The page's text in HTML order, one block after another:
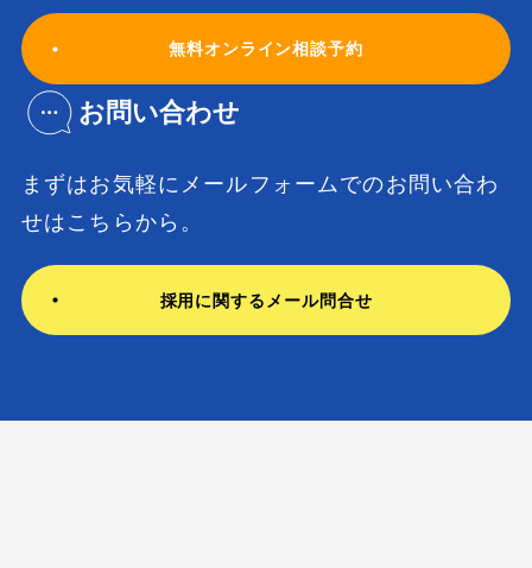
示、内容の訂正、追加又は削除、利用の停止、消去、第三者
合、法令に基づき、遅滞なく対応いたします。
開示等のご請求がある場合は、下記のお問い合わせ窓口まで
ご連絡ください。請求に必要な手順の説明及び申請書類等を
ご案内いたします。
7．個人情報提供の任意性について
お客様が当社に個人情報を提供されるかどうかは、お客様の
案内等を適切に行えない場合があります。
無料オンライン相談予約
お問い合わせ
まずはお気軽にメールフォームでのお問い合わ
せはこちらから。
採用に関するメール問合せ